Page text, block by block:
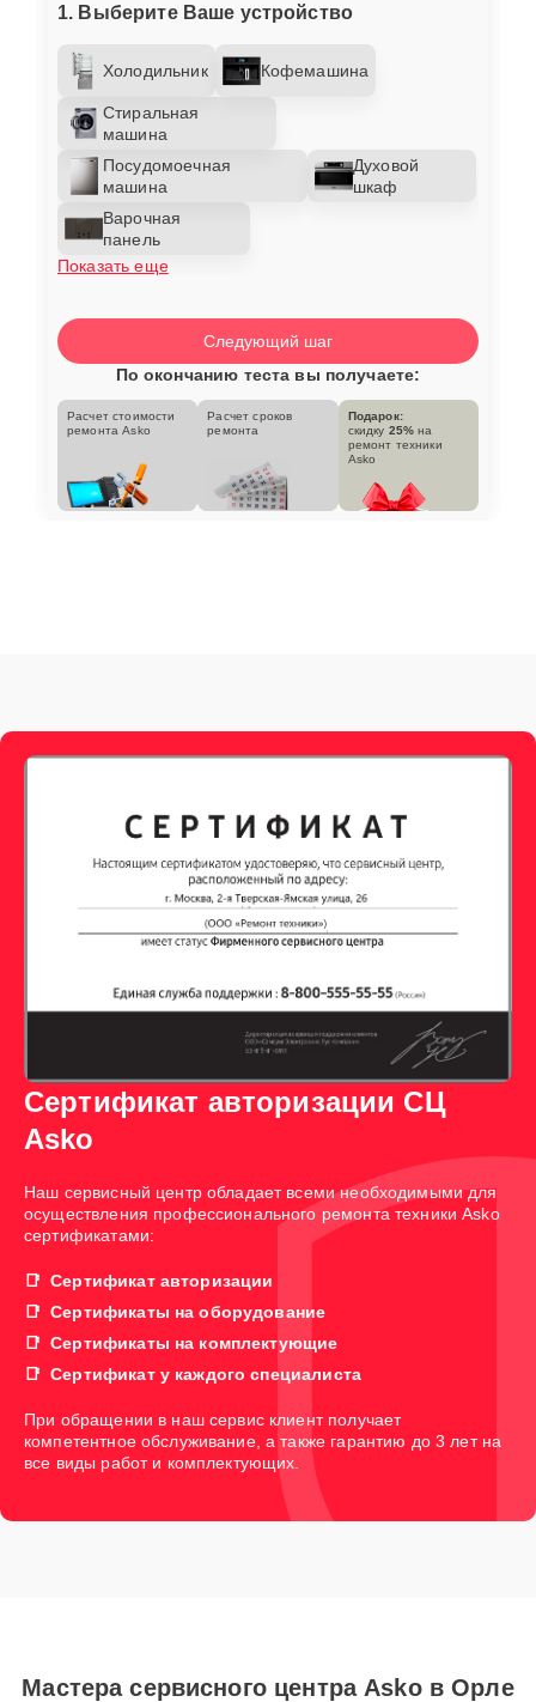
1. Выберите Ваше устройство
Холодильник Кофемашина
Стиральная
машина
Посудомоечная
машина
Духовой
шкаф
Варочная
панель
Показать еще
Следующий шаг
По окончанию теста вы получаете:
Расчет стоимости
ремонта Asko
Расчет сроков
ремонта
Подарок:
скидку 25% на
ремонт техники
Asko
Сертификат авторизации СЦ
Asko
Наш сервисный центр обладает всеми необходимыми для
осуществления профессионального ремонта техники Asko
сертификатами:
Сертификат авторизации
Сертификаты на оборудование
Сертификаты на комплектующие
Сертификат у каждого специалиста
При обращении в наш сервис клиент получает
компетентное обслуживание, а также гарантию до 3 лет на
все виды работ и комплектующих.
Мастера сервисного центра Asko в Орле